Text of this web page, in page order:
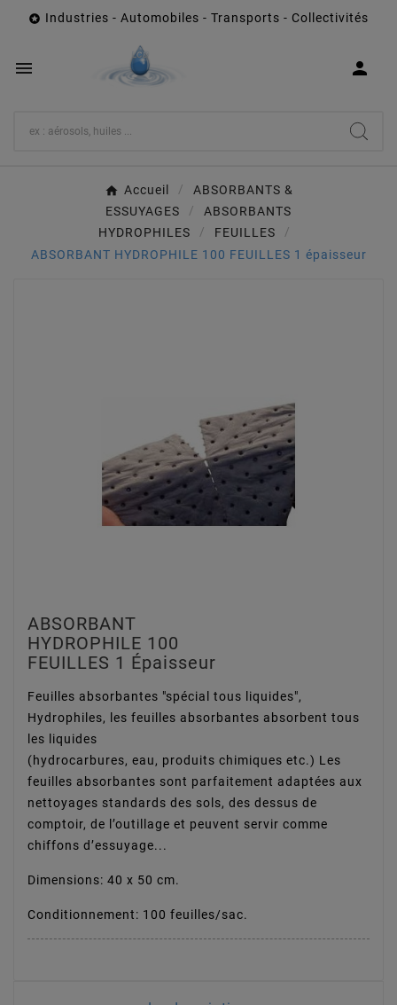
 Industries - Automobiles - Transports - Collectivités
 
Accueil
ABSORBANTS &
ESSUYAGES
ABSORBANTS
HYDROPHILES
FEUILLES
ABSORBANT HYDROPHILE 100 FEUILLES 1 épaisseur
ABSORBANT
HYDROPHILE 100
FEUILLES 1 Épaisseur
Feuilles absorbantes "spécial tous liquides",
Hydrophiles, les feuilles absorbantes absorbent tous
les liquides
(hydrocarbures, eau, produits chimiques etc.) Les
feuilles absorbantes sont parfaitement adaptées aux
nettoyages standards des sols, des dessus de
comptoir, de l’outillage et peuvent servir comme
chiffons d’essuyage...
Dimensions: 40 x 50 cm.
Conditionnement: 100 feuilles/sac.